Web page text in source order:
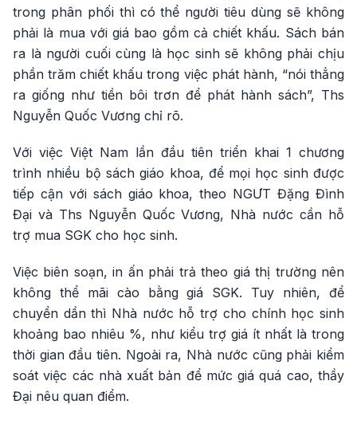
trong phân phối thì có thể người tiêu dùng sẽ không
phải là mua với giá bao gồm cả chiết khấu. Sách bán
ra là người cuối cùng là học sinh sẽ không phải chịu
phần trăm chiết khấu trong việc phát hành, “nói thẳng
ra giống như tiền bôi trơn để phát hành sách”, Ths
Nguyễn Quốc Vương chỉ rõ.
Với việc Việt Nam lần đầu tiên triển khai 1 chương
trình nhiều bộ sách giáo khoa, để mọi học sinh được
tiếp cận với sách giáo khoa, theo NGƯT Đặng Đình
Đại và Ths Nguyễn Quốc Vương, Nhà nước cần hỗ
trợ mua SGK cho học sinh.
Việc biên soạn, in ấn phải trả theo giá thị trường nên
không thể mãi cào bằng giá SGK. Tuy nhiên, để
chuyển dần thì Nhà nước hỗ trợ cho chính học sinh
khoảng bao nhiêu %, như kiểu trợ giá ít nhất là trong
thời gian đầu tiên. Ngoài ra, Nhà nước cũng phải kiểm
soát việc các nhà xuất bản để mức giá quá cao, thầy
Đại nêu quan điểm.